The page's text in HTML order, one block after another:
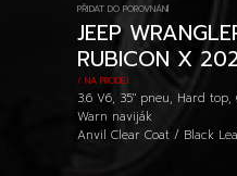
PŘIDAT DO POROVNÁNÍ
JEEP
RUBICON X
/ NA PRODEJ
3.6 V6, 35" pneu, Hard
Warn naviják
Anvil Clear Coat / Black